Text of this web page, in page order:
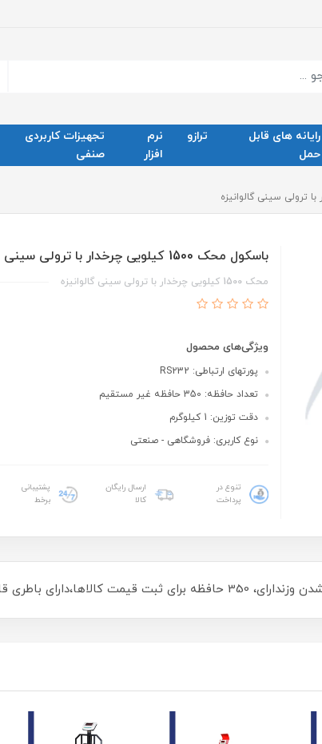
رایانه های قابل
حمل
ترازو
نرم
افزار
تجهیزات کاربردی
صنفی
باسکول محک 1500 کیلویی چرخدار با ترولی سینی گالوانیزه
محک 1500 کیلویی چرخدار با ترولی سینی گالوانیزه
ویژگی‌های محصول
پورتهای ارتباطی: RS232
تعداد حافظه: 350 حافظه غیر مستقیم
دقت توزین: 1 کیلوگرم
نوع کاربری: فروشگاهی - صنعتی
تنوع در
پرداخت
ارسال رایگان
کالا
پشتیبانی
برخط
باطری قابل شارژ داخلی